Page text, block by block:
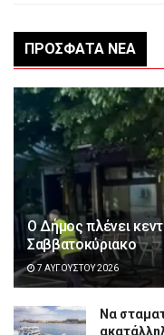
ΠΡΌΣΦΑΤΑ ΝΈΑ
Ο Δήμος πλένει
Σαββατοκύριακο
7 ΑΥΓΟΎΣΤΟΥ 2026
Να